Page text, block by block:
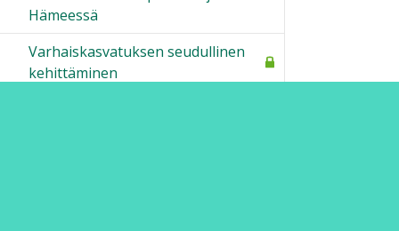
Hämeessä
Varhaiskasvatuksen seudullinen
kehittäminen